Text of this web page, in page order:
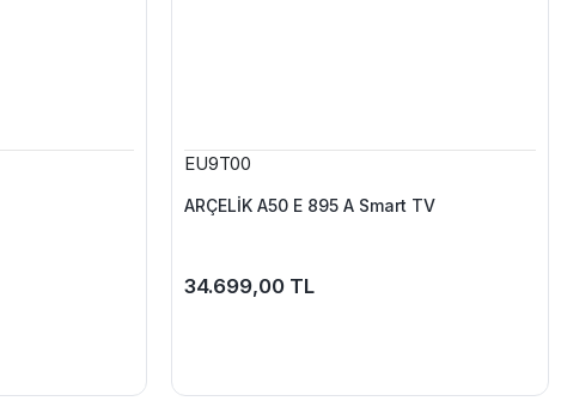
EU9T00
ARÇELİK A50 E 895 A Smart TV
34.699,00 TL